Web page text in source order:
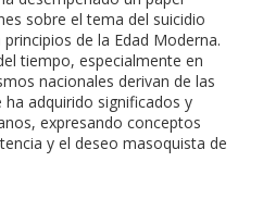
sobre el tema del suicidio
de la Edad Moderna.
tiempo, especialmente en
nacionales derivan de las
adquirido significados y
expresando conceptos
y el deseo masoquista de